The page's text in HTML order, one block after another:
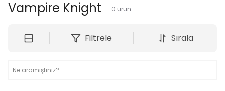
Vampire Knight 0 ürün
Filtrele Sırala